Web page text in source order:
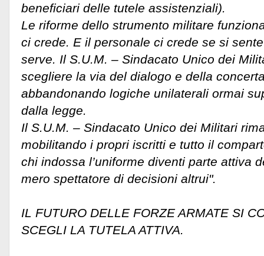
beneficiari delle tutele assistenziali).
Le riforme dello strumento militare
ci crede. E il personale ci crede se si
serve. Il S.U.M. – Sindacato Unico dei
scegliere la via del dialogo e della
abbandonando logiche unilaterali ormai
dalla legge.
Il S.U.M. – Sindacato Unico dei Militari
mobilitando i propri iscritti e tutto il
chi indossa l’uniforme diventi parte attiva
mero spettatore di decisioni altrui".
IL FUTURO DELLE FORZE ARMATE SI
SCEGLI LA TUTELA ATTIVA.